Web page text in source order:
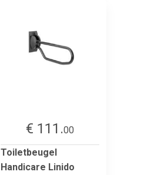
€ 111.00
Toiletbeugel
Handicare Linido